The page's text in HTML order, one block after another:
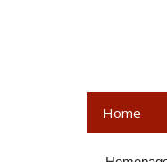
Home